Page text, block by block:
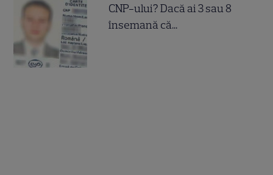
CNP-ului? Dacă ai 3 sau 8
însemană că...